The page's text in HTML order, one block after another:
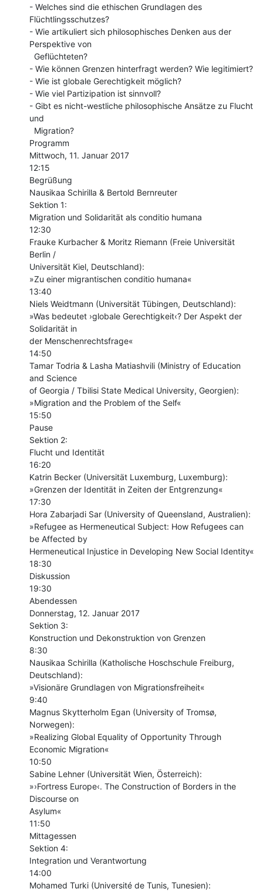
- Welches sind die ethischen Grundlagen des
Flüchtlingsschutzes?
- Wie artikuliert sich philosophisches Denken aus der
Perspektive von
- Wie können Grenzen hinterfragt werden? Wie legitimiert?
- Wie ist globale Gerechtigkeit möglich?
- Wie viel Partizipation ist sinnvoll?
- Gibt es nicht-westliche philosophische Ansätze zu Flucht
und
Programm
Mittwoch, 11. Januar 2017
12:15
Begrüßung
Nausikaa Schirilla & Bertold Bernreuter
Sektion 1:
Migration und Solidarität als conditio humana
12:30
Frauke Kurbacher & Moritz Riemann (Freie Universität
Berlin /
Universität Kiel, Deutschland):
»Zu einer migrantischen conditio humana«
13:40
Niels Weidtmann (Universität Tübingen, Deutschland):
»Was bedeutet ›globale Gerechtigkeit‹? Der Aspekt der
Solidarität in
der Menschenrechtsfrage«
14:50
Tamar Todria & Lasha Matiashvili (Ministry of Education
and Science
of Georgia / Tbilisi State Medical University, Georgien):
»Migration and the Problem of the Self«
15:50
Pause
Sektion 2:
Flucht und Identität
16:20
Katrin Becker (Universität Luxemburg, Luxemburg):
»Grenzen der Identität in Zeiten der Entgrenzung«
17:30
Hora Zabarjadi Sar (University of Queensland, Australien):
»Refugee as Hermeneutical Subject: How Refugees can
be Affected by
Hermeneutical Injustice in Developing New Social Identity«
18:30
Diskussion
19:30
Abendessen
Donnerstag, 12. Januar 2017
Sektion 3:
Konstruction und Dekonstruktion von Grenzen
8:30
Nausikaa Schirilla (Katholische Hoschschule Freiburg,
Deutschland):
»Visionäre Grundlagen von Migrationsfreiheit«
9:40
Magnus Skytterholm Egan (University of Tromsø,
Norwegen):
»Realizing Global Equality of Opportunity Through
Economic Migration«
10:50
Sabine Lehner (Universität Wien, Österreich):
»›Fortress Europe‹. The Construction of Borders in the
Discourse on
Asylum«
11:50
Mittagessen
Sektion 4:
Integration und Verantwortung
14:00
Mohamed Turki (Université de Tunis, Tunesien):